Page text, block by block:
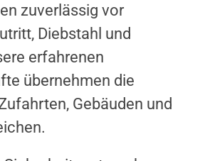
zuverlässig vor
Diebstahl und
erfahrenen
übernehmen die
Gebäuden und